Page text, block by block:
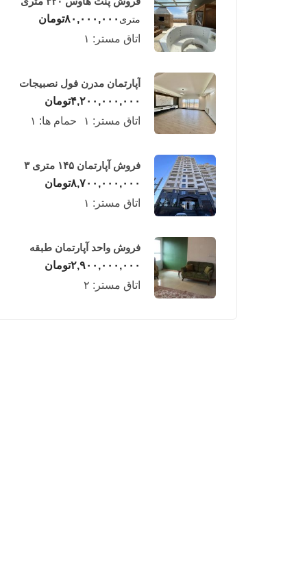
لوکس در طبقه چهاردهم
فریدونکنار
متری ۸۰,۰۰۰,۰۰۰تومان
اتاق مستر: ۱
آپارتمان مدرن فول نصبیجات
ساحلی/فریدونکنار
۴,۲۰۰,۰۰۰,۰۰۰تومان
اتاق مستر: ۱ حمام ها: ۱
فروش آپارتمان ۱۴۵ متری ۳
خوابه در فریدونکنار
۸,۷۰۰,۰۰۰,۰۰۰تومان
اتاق مستر: ۱
فروش واحد آپارتمان طبقه
چهارم در فریدونکنار
۲,۹۰۰,۰۰۰,۰۰۰تومان
اتاق مستر: ۲